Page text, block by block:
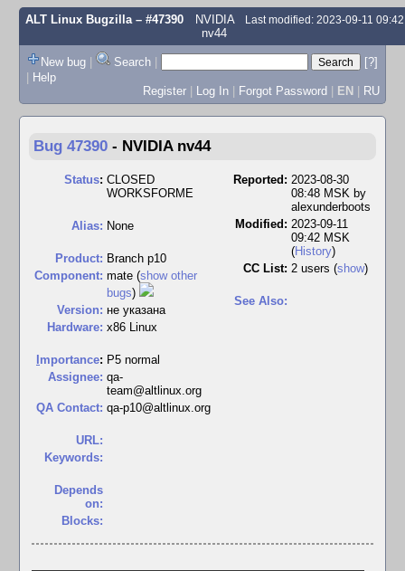
ALT Linux Bugzilla– #47390
NVIDIA
nv44
Last modified: 2023-09-11
New bug | Search |
[?]
| Help
Register | Log In | Forgot Password | EN | RU
Bug 47390 - NVIDIA nv44
Status: CLOSED
WORKSFORME
Alias: None
Product: Branch p10
Component: mate (show other
bugs)
Version: не указана
Hardware: x86 Linux
mportance: P5 normal
Assignee: qa-
team@altlinux.org
QA Contact: qa-p10@altlinux.org
URL:
Keywords:
Depends
on:
Blocks:
Reported: 2023-08-30
08:48 MSK by
alexunderboots
Modified: 2023-09-11
09:42 MSK
(History)
CC List: 2 users (show)
See Also: